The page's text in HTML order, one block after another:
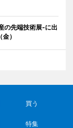
の先端技術展-に出
）
買う
特集